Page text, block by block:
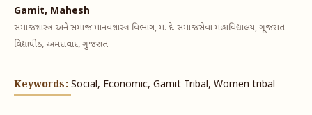
Gamit, Mahesh
સમાજશાસ્ત્ર અને સમાજ માનવશાસ્ત્ર વિભાગ, મ. દે. સમાજસેવા મહાવિદ્યાલય, ગૂજરાત
વિદ્યાપીઠ, અમદાવાદ, ગુજરાત
Keywords: Social, Economic, Gamit Tribal, Women tribal